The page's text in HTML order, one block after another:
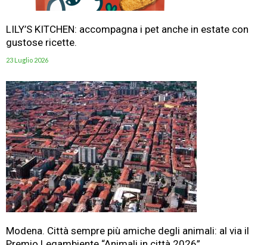
LILY’S KITCHEN: accompagna i pet anche in estate con
gustose ricette.
23 Luglio 2026
Modena. Città sempre più amiche degli animali: al via il